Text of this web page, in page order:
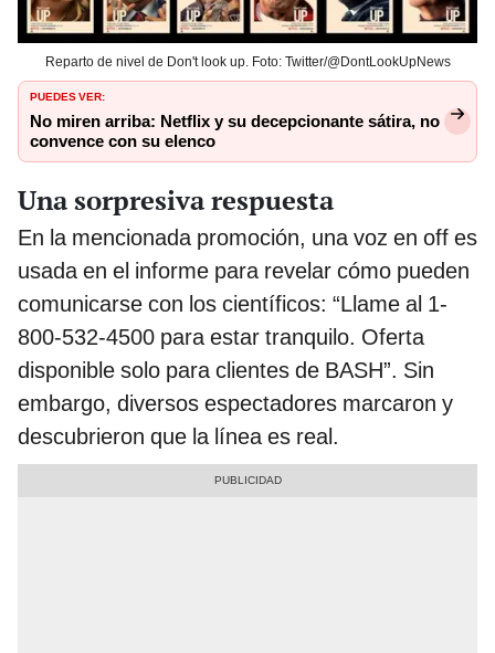
Reparto de nivel de Don't look up. Foto: Twitter/@DontLookUpNews
PUEDES VER:
No miren arriba: Netflix y su decepcionante sátira, no
convence con su elenco
Una sorpresiva respuesta
En la mencionada promoción, una voz en off es
usada en el informe para revelar cómo pueden
comunicarse con los científicos: “Llame al 1-
800-532-4500 para estar tranquilo. Oferta
disponible solo para clientes de BASH”. Sin
embargo, diversos espectadores marcaron y
descubrieron que la línea es real.